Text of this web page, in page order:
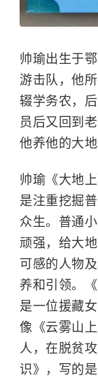
帅瑜出生于
游击队，他
辍学务农，
员后又回到
他养他的大地
帅瑜《大地
是注重挖掘
众生。普通
顽强，给大
可感的人物
养和引领。
是一位援藏
像《云雾山
人，在脱贫
识》，写的